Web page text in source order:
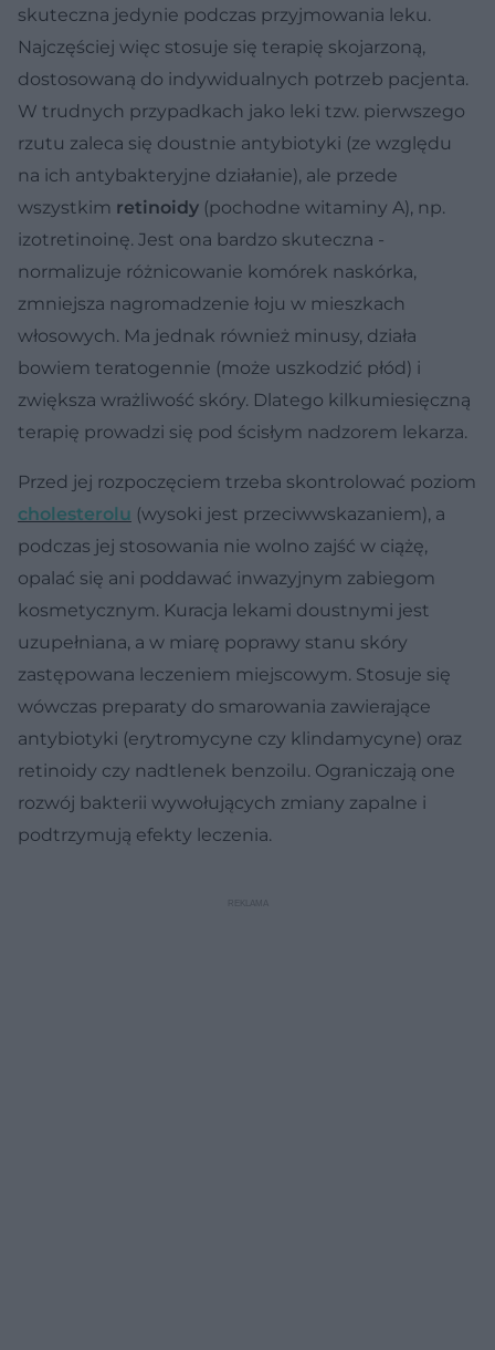
skuteczna jedynie podczas przyjmowania leku.
Najczęściej więc stosuje się terapię skojarzoną,
dostosowaną do indywidualnych potrzeb pacjenta.
W trudnych przypadkach jako leki tzw. pierwszego
rzutu zaleca się doustnie antybiotyki (ze względu
na ich antybakteryjne działanie), ale przede
wszystkim retinoidy (pochodne witaminy A), np.
izotretinoinę. Jest ona bardzo skuteczna -
normalizuje różnicowanie komórek naskórka,
zmniejsza nagromadzenie łoju w mieszkach
włosowych. Ma jednak również minusy, działa
bowiem teratogennie (może uszkodzić płód) i
zwiększa wrażliwość skóry. Dlatego kilkumiesięczną
terapię prowadzi się pod ścisłym nadzorem lekarza.
Przed jej rozpoczęciem trzeba skontrolować poziom
cholesterolu (wysoki jest przeciwwskazaniem), a
podczas jej stosowania nie wolno zajść w ciążę,
opalać się ani poddawać inwazyjnym zabiegom
kosmetycznym. Kuracja lekami doustnymi jest
uzupełniana, a w miarę poprawy stanu skóry
zastępowana leczeniem miejscowym. Stosuje się
wówczas preparaty do smarowania zawierające
antybiotyki (erytromycyne czy klindamycyne) oraz
retinoidy czy nadtlenek benzoilu. Ograniczają one
rozwój bakterii wywołujących zmiany zapalne i
podtrzymują efekty leczenia.